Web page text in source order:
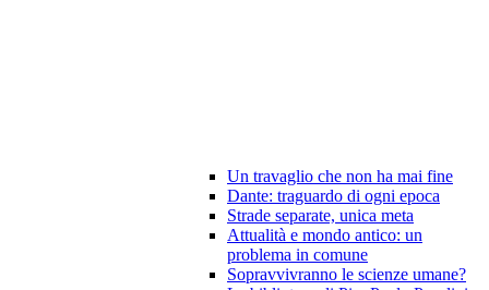
Un travaglio che non ha mai fine
Dante: traguardo di ogni epoca
Strade separate, unica meta
Attualità e mondo antico: un
problema in comune
Sopravvivranno le scienze umane?